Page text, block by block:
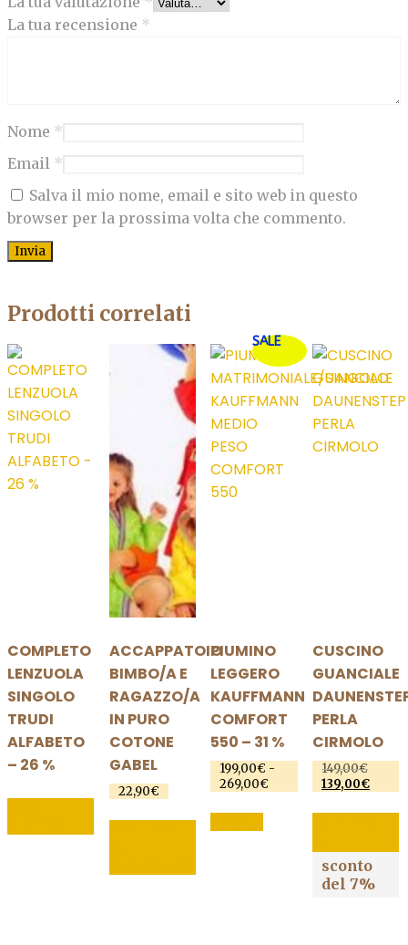
La tua recensione *
Nome *
Email *
Salva il mio nome, email e sito web in questo
browser per la prossima volta che commento.
Prodotti correlati
COMPLETO
LENZUOLA
SINGOLO
TRUDI
ALFABETO
– 26 %
ACCAPPATOIO
BIMBO/A E
RAGAZZO/A
IN PURO
COTONE
GABEL
22,90€
SALE
PIUMINO
LEGGERO
KAUFFMANN
COMFORT
550 – 31 %
199,00€ -
269,00€
prezzo:
Questo
CUSCINO
GUANCIALE
PERLA
CIRMOLO
149,00€Il
era:
139,00€Il
CARRELLO
sconto
del 7%